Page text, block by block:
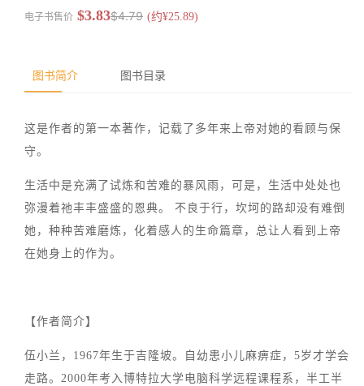
电子书售价 $3.83$4.79 (约¥25.89)
图书简介 图书目录
这是作者的第一本著作，记载了多年来上帝对她的看顾与保
守。
生活中是充满了试炼和苦难的暴风雨，可是，生活中处处也
弥漫着祂丰丰盛盛的恩典。 不良于行，坎坷的路却没有难倒
她，种种苦难磨炼，化着感人的生命篇章，总让人看到上帝
在她身上的作为。
【作者简介】
伍小兰，1967年生于吉隆坡。自幼患小儿麻痹症，5岁才学会
走路。2000年考入博特拉大学电脑科学远程课程系，半工半